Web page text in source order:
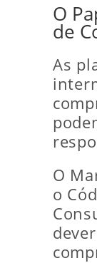
O
de
As
O
o